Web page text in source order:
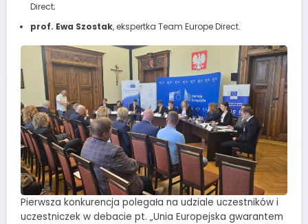
Direct;
prof. Ewa Szostak, ekspertka Team Europe Direct.
Pierwsza konkurencja polegała na udziale uczestników i
uczestniczek w debacie pt. „Unia Europejska gwarantem